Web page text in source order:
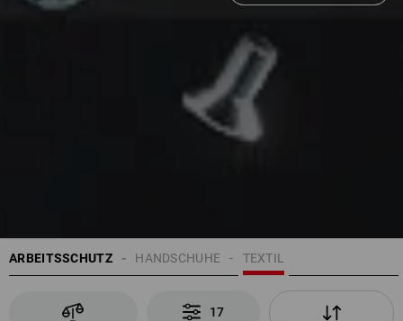
ARBEITSSCHUTZ TEXTIL
HANDSCHUHE
17